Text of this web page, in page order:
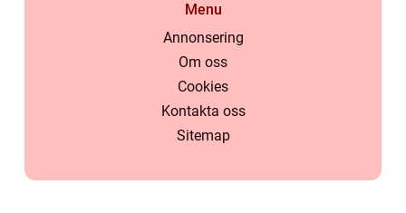
Menu
Annonsering
Om oss
Cookies
Kontakta oss
Sitemap